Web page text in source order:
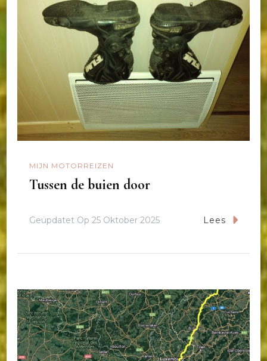
MIJN MOTORREIZEN
Tussen de buien door
Geüpdatet Op 25 Oktober 2025 Lees